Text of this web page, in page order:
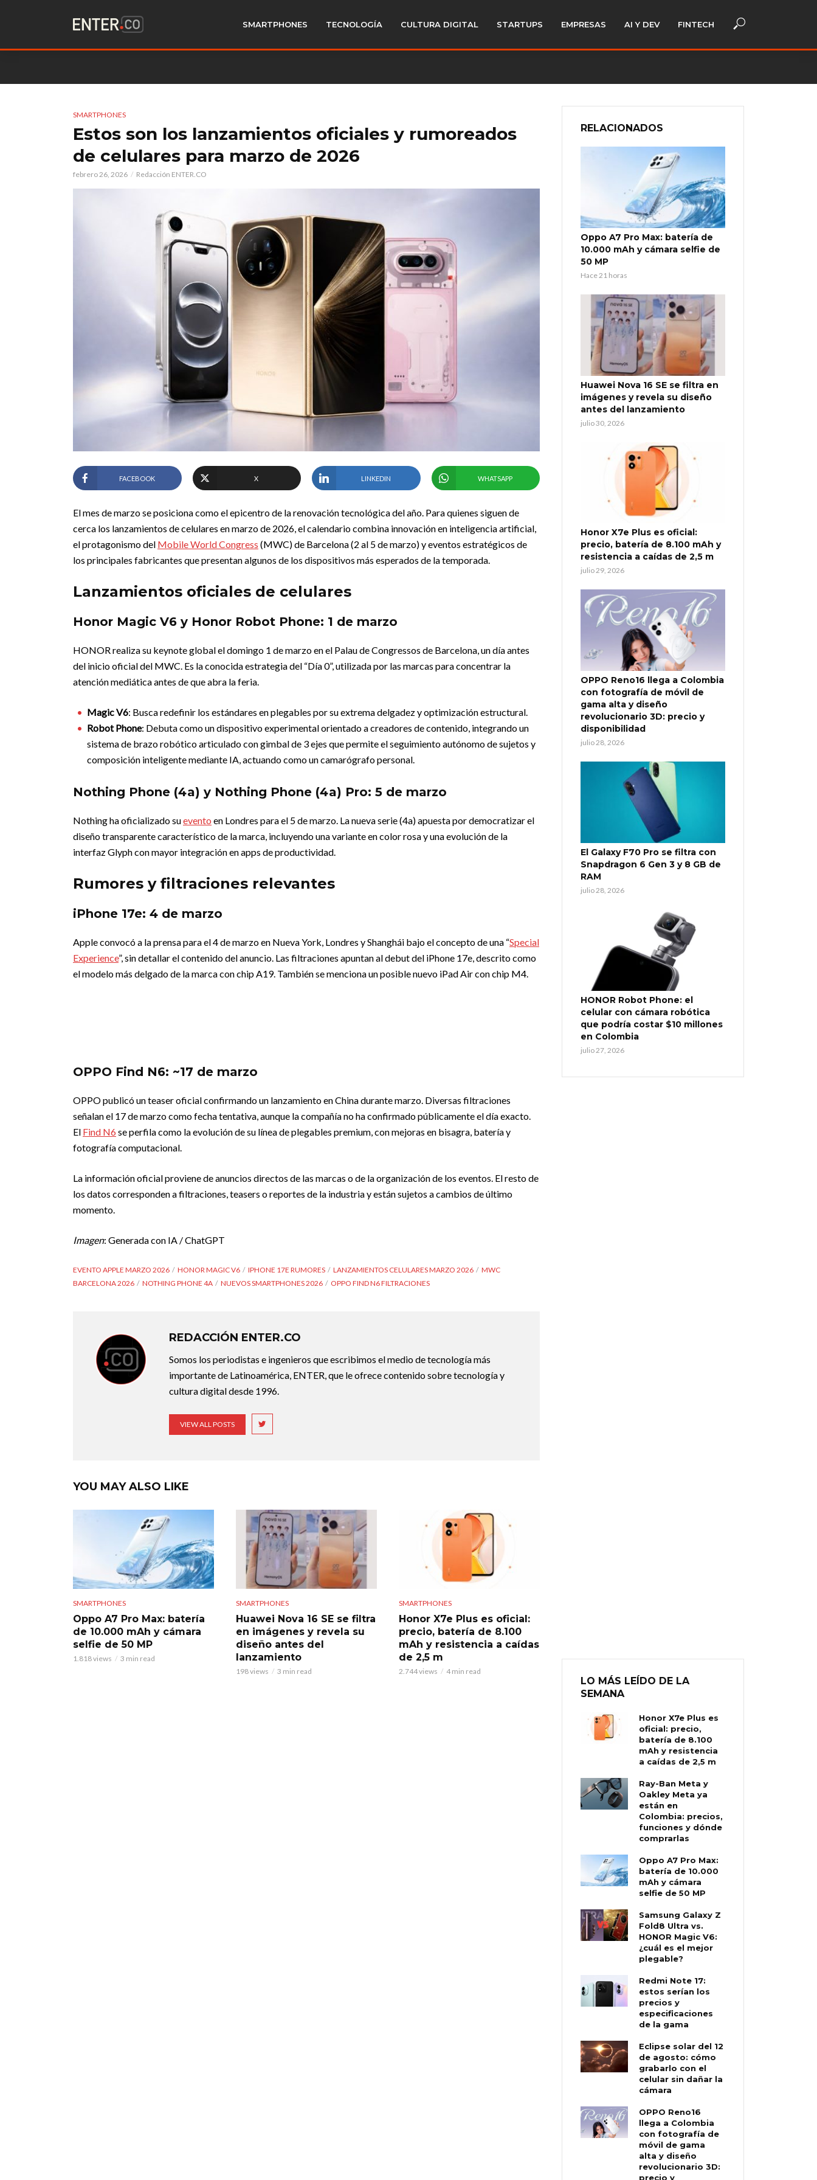
SMARTPHONES TECNOLOGÍA CULTURA DIGITAL STARTUPS EMPRESAS AI Y DEV FINTECH
SMARTPHONES
Estos son los lanzamientos oficiales y rumoreados
de celulares para marzo de 2026
febrero 26, 2026 Redacción ENTER.CO
FACEBOOK X LINKEDIN WHATSAPP
El mes de marzo se posiciona como el epicentro de la renovación tecnológica del año. Para quienes siguen de
cerca los lanzamientos de celulares en marzo de 2026, el calendario combina innovación en inteligencia artificial,
el protagonismo del Mobile World Congress (MWC) de Barcelona (2 al 5 de marzo) y eventos estratégicos de
los principales fabricantes que presentan algunos de los dispositivos más esperados de la temporada.
Lanzamientos oficiales de celulares
Honor Magic V6 y Honor Robot Phone: 1 de marzo
HONOR realiza su keynote global el domingo 1 de marzo en el Palau de Congressos de Barcelona, un día antes
del inicio oficial del MWC. Es la conocida estrategia del “Día 0”, utilizada por las marcas para concentrar la
atención mediática antes de que abra la feria.
Magic V6: Busca redefinir los estándares en plegables por su extrema delgadez y optimización estructural.
Robot Phone: Debuta como un dispositivo experimental orientado a creadores de contenido, integrando un
sistema de brazo robótico articulado con gimbal de 3 ejes que permite el seguimiento autónomo de sujetos y
composición inteligente mediante IA, actuando como un camarógrafo personal.
Nothing Phone (4a) y Nothing Phone (4a) Pro: 5 de marzo
Nothing ha oficializado suevento en Londres para el 5 de marzo. La nueva serie (4a) apuesta por democratizar el
diseño transparente característico de la marca, incluyendo una variante en color rosa y una evolución de la
interfaz Glyph con mayor integración en apps de productividad.
Rumores y filtraciones relevantes
iPhone 17e: 4 de marzo
Apple convocó a la prensa para el 4 de marzo en Nueva York, Londres y Shanghái bajo el concepto de una “Special
Experience”, sin detallar el contenido del anuncio. Las filtraciones apuntan al debut del iPhone 17e, descrito como
el modelo más delgado de la marca con chip A19. También se menciona un posible nuevo iPad Air con chip M4.
OPPO Find N6: ~17 de marzo
OPPO publicó un teaser oficial confirmando un lanzamiento en China durante marzo. Diversas filtraciones
señalan el 17 de marzo como fecha tentativa, aunque la compañía no ha confirmado públicamente el día exacto.
El Find N6se perfila como la evolución de su línea de plegables premium, con mejoras en bisagra, batería y
fotografía computacional.
La información oficial proviene de anuncios directos de las marcas o de la organización de los eventos. El resto de
los datos corresponden a filtraciones, teasers o reportes de la industria y están sujetos a cambios de último
momento.
Imagen: Generada con IA / ChatGPT
EVENTO APPLE MARZO 2026 HONOR MAGIC V6 IPHONE 17E RUMORES LANZAMIENTOS CELULARES MARZO 2026
MWC
BARCELONA 2026
NOTHING PHONE 4A NUEVOS SMARTPHONES 2026 OPPO FIND N6 FILTRACIONES
REDACCIÓN ENTER.CO
Somos los periodistas e ingenieros que escribimos el medio de tecnología más
importante de Latinoamérica, ENTER, que le ofrece contenido sobre tecnología y
cultura digital desde 1996.
VIEW ALL POSTS
YOU MAY ALSO LIKE
SMARTPHONES
Oppo A7 Pro Max: batería
de 10.000 mAh y cámara
selfie de 50 MP
1.818 views 3 min read
SMARTPHONES
Huawei Nova 16 SE se filtra
en imágenes y revela su
diseño antes del
lanzamiento
198 views 3 min read
SMARTPHONES
Honor X7e Plus es oficial:
precio, batería de 8.100
mAh y resistencia a caídas
de 2,5 m
2.744 views 4 min read
RELACIONADOS
Oppo A7 Pro Max: batería de
10.000 mAh y cámara selfie de
50 MP
Hace 21 horas
Huawei Nova 16 SE se filtra en
imágenes y revela su diseño
antes del lanzamiento
julio 30, 2026
Honor X7e Plus es oficial:
precio, batería de 8.100 mAh y
resistencia a caídas de 2,5 m
julio 29, 2026
OPPO Reno16 llega a Colombia
con fotografía de móvil de
gama alta y diseño
revolucionario 3D: precio y
disponibilidad
julio 28, 2026
El Galaxy F70 Pro se filtra con
Snapdragon 6 Gen 3 y 8 GB de
RAM
julio 28, 2026
HONOR Robot Phone: el
celular con cámara robótica
que podría costar $10 millones
en Colombia
julio 27, 2026
LO MÁS LEÍDO DE LA
SEMANA
Honor X7e Plus es
oficial: precio,
batería de 8.100
mAh y resistencia
a caídas de 2,5 m
Ray-Ban Meta y
Oakley Meta ya
están en
Colombia: precios,
funciones y dónde
comprarlas
Oppo A7 Pro Max:
batería de 10.000
mAh y cámara
selfie de 50 MP
Samsung Galaxy Z
Fold8 Ultra vs.
HONOR Magic V6:
¿cuál es el mejor
plegable?
Redmi Note 17:
estos serían los
precios y
especificaciones
de la gama
Eclipse solar del 12
de agosto: cómo
grabarlo con el
celular sin dañar la
cámara
OPPO Reno16
llega a Colombia
con fotografía de
móvil de gama
alta y diseño
revolucionario 3D:
precio y